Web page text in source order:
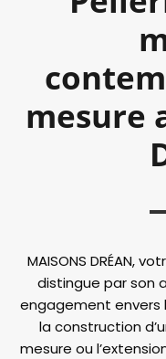
mesure
MAISONS DRÉAN,
distingue par son
engagement envers
la construction
mesure ou